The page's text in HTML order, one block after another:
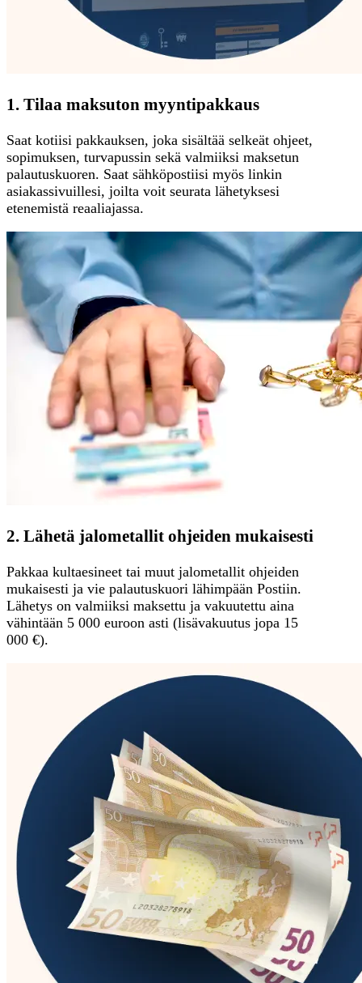
1. Tilaa maksuton myyntipakkaus
Saat kotiisi pakkauksen, joka sisältää selkeät ohjeet,
sopimuksen, turvapussin sekä valmiiksi maksetun
palautuskuoren. Saat sähköpostiisi myös linkin
asiakassivuillesi, joilta voit seurata lähetyksesi
etenemistä reaaliajassa.
2. Lähetä jalometallit ohjeiden mukaisesti
Pakkaa kultaesineet tai muut jalometallit ohjeiden
mukaisesti ja vie palautuskuori lähimpään Postiin.
Lähetys on valmiiksi maksettu ja vakuutettu aina
vähintään 5 000 euroon asti (lisävakuutus jopa 15
000 €).